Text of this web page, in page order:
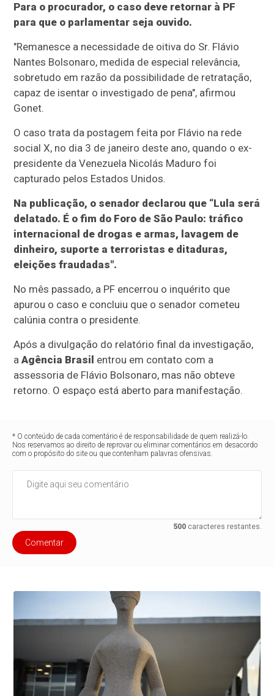
Para o procurador, o caso deve retornar à PF
para que o parlamentar seja ouvido.
"Remanesce a necessidade de oitiva do Sr. Flávio
Nantes Bolsonaro, medida de especial relevância,
sobretudo em razão da possibilidade de retratação,
capaz de isentar o investigado de pena", afirmou
Gonet.
O caso trata da postagem feita por Flávio na rede
social X, no dia 3 de janeiro deste ano, quando o ex-
presidente da Venezuela Nicolás Maduro foi
capturado pelos Estados Unidos.
Na publicação, o senador declarou que “Lula será
delatado. É o fim do Foro de São Paulo: tráfico
internacional de drogas e armas, lavagem de
dinheiro, suporte a terroristas e ditaduras,
eleições fraudadas".
No mês passado, a PF encerrou o inquérito que
apurou o caso e concluiu que o senador cometeu
calúnia contra o presidente.
Após a divulgação do relatório final da investigação,
aAgência Brasil entrou em contato com a
assessoria de Flávio Bolsonaro, mas não obteve
retorno. O espaço está aberto para manifestação.
* O conteúdo de cada comentário é de responsabilidade de quem realizá-lo.
Nos reservamos ao direito de reprovar ou eliminar comentários em desacordo
com o propósito do site ou que contenham palavras ofensivas.
500caracteres restantes.
Comentar